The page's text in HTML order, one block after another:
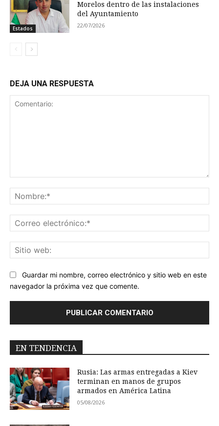
Estados
Morelos dentro de las instalaciones
del Ayuntamiento
22/07/2026
DEJA UNA RESPUESTA
Guardar mi nombre, correo electrónico y sitio web en este
navegador la próxima vez que comente.
EN TENDENCIA
Rusia: Las armas entregadas a Kiev
terminan en manos de grupos
armados en América Latina
05/08/2026